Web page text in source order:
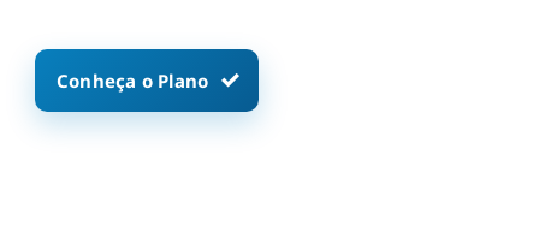
Conheça o Plano